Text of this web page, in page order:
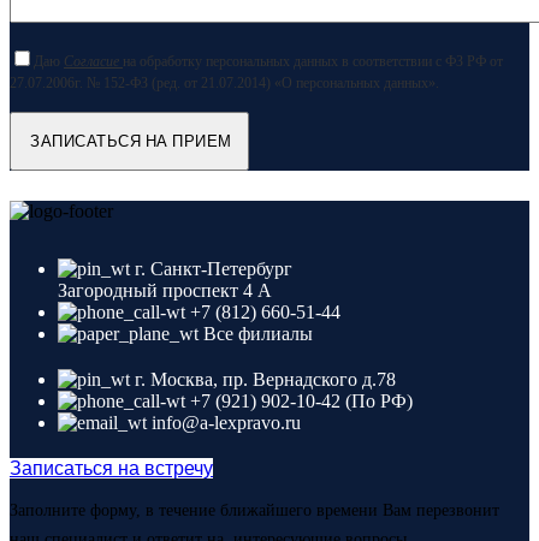
Даю Согласие на обработку персональных данных в соответствии с ФЗ РФ от
27.07.2006г. № 152-ФЗ (ред. от 21.07.2014) «О персональных данных».
г. Санкт-Петербург
Загородный проспект 4 A
+7 (812) 660-51-44
Все филиалы
г. Москва, пр. Вернадского д.78
+7 (921) 902-10-42 (По РФ)
info@a-lexpravo.ru
Записаться на встречу
Заполните форму, в течение ближайшего времени Вам перезвонит